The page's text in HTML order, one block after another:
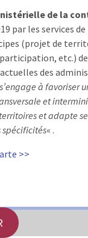
de la
par les services
(projet de
etc.)
des
à favoriser
et
et adapte
spécificités« .
>>